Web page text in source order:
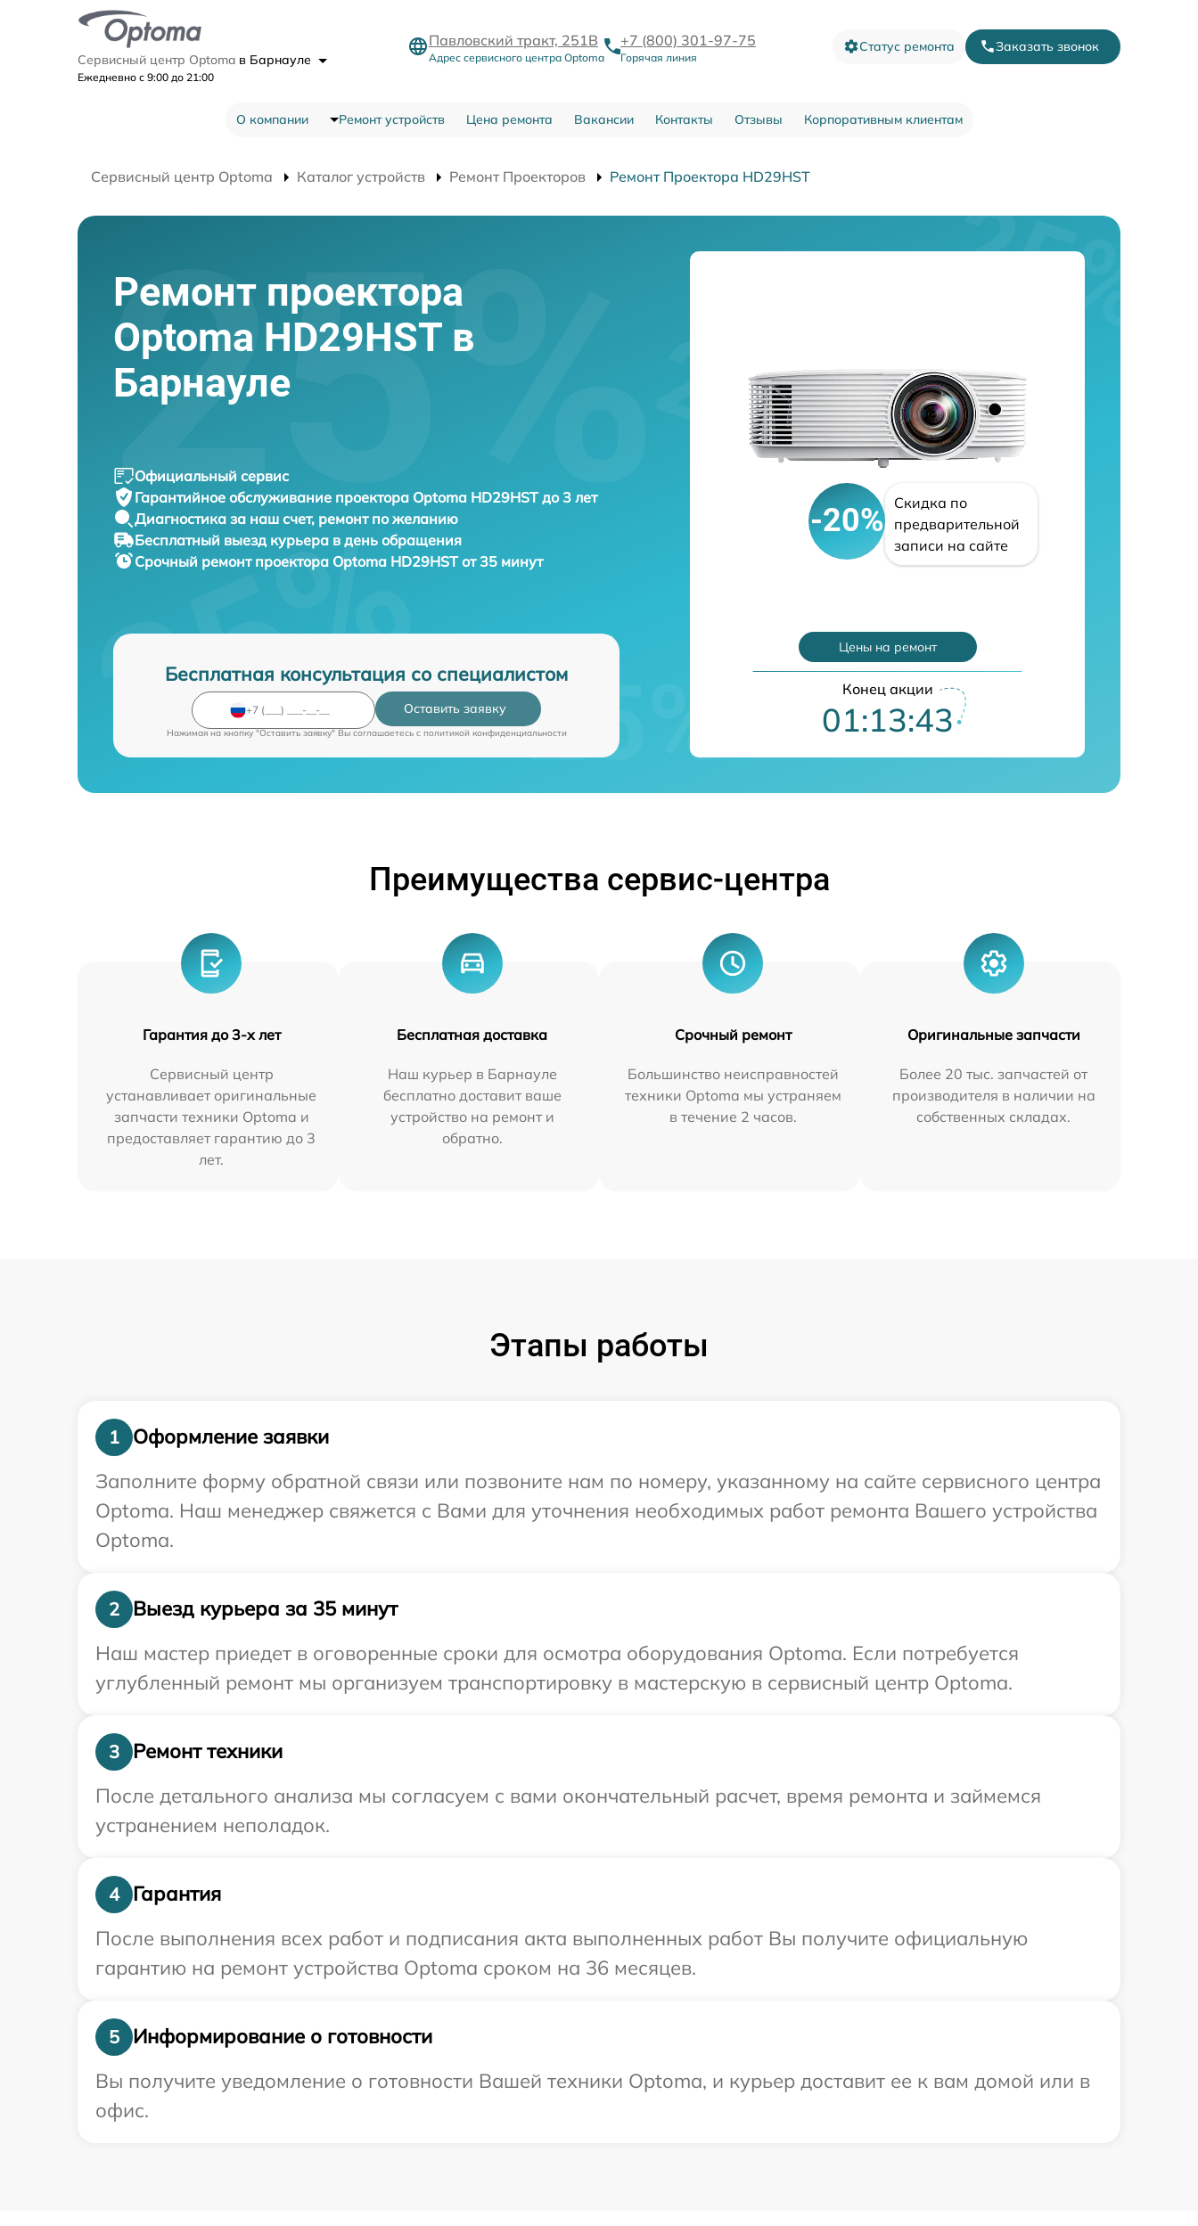
Сервисный центр Optoma в Барнауле
Ежедневно с 9:00 до 21:00
Павловский тракт, 251В
Адрес сервисного центра Optoma
+7 (800) 301-97-75
Горячая линия
Статус ремонта Заказать звонок
О компании Ремонт устройств Цена ремонта Вакансии Контакты Отзывы Корпоративным клиентам
Сервисный центр Optoma Каталог устройств Ремонт Проекторов Ремонт Проектора HD29HST
Ремонт проектора
Optoma HD29HST в
Барнауле
Официальный сервис
Гарантийное обслуживание проектора Optoma HD29HST до 3 лет
Диагностика за наш счет, ремонт по желанию
Бесплатный выезд курьера в день обращения
Срочный ремонт проектора Optoma HD29HST от 35 минут
Бесплатная консультация со специалистом
Оставить заявку
Нажимая на кнопку "Оставить заявку" Вы соглашаетесь c политикой конфиденциальности
-20%
Скидка по
предварительной
записи на сайте
Цены на ремонт
Конец акции
01:13:42
Преимущества сервис-центра
Гарантия до 3-х лет
Сервисный центр
устанавливает оригинальные
запчасти техники Optoma и
предоставляет гарантию до 3
лет.
Бесплатная доставка
Наш курьер в Барнауле
бесплатно доставит ваше
устройство на ремонт и
обратно.
Срочный ремонт
Большинство неисправностей
техники Optoma мы устраняем
в течение 2 часов.
Оригинальные запчасти
Более 20 тыс. запчастей от
производителя в наличии на
собственных складах.
Этапы работы
1
Оформление заявки
Заполните форму обратной связи или позвоните нам по номеру, указанному на сайте сервисного центра
Optoma. Наш менеджер свяжется с Вами для уточнения необходимых работ ремонта Вашего устройства
Optoma.
2
Выезд курьера за 35 минут
Наш мастер приедет в оговоренные сроки для осмотра оборудования Optoma. Если потребуется
углубленный ремонт мы организуем транспортировку в мастерскую в сервисный центр Optoma.
3
Ремонт техники
После детального анализа мы согласуем с вами окончательный расчет, время ремонта и займемся
устранением неполадок.
4
Гарантия
После выполнения всех работ и подписания акта выполненных работ Вы получите официальную
гарантию на ремонт устройства Optoma сроком на 36 месяцев.
5
Информирование о готовности
Вы получите уведомление о готовности Вашей техники Optoma, и курьер доставит ее к вам домой или в
офис.